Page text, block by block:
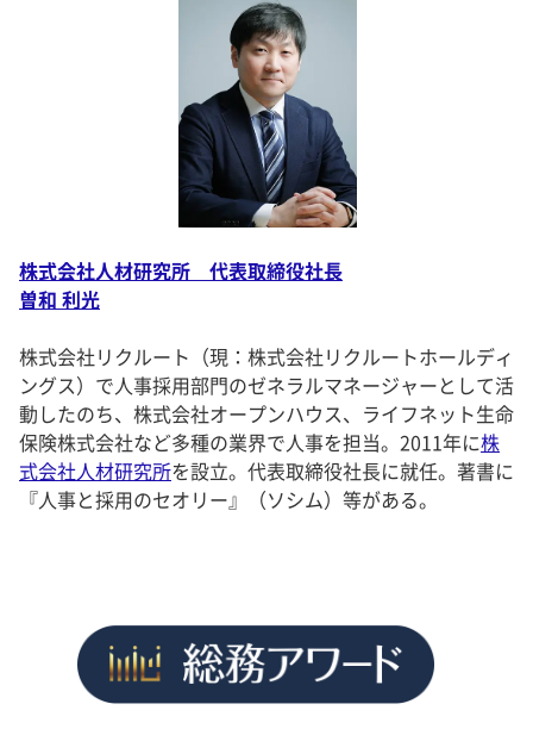
株式会社人材研究所 代表取締役社長
曽和 利光
株式会社リクルート（現：株式会社リクルートホールディ
ングス）で人事採用部門のゼネラルマネージャーとして活
動したのち、株式会社オープンハウス、ライフネット生命
保険株式会社など多種の業界で人事を担当。2011年に株
式会社人材研究所を設立。代表取締役社長に就任。著書に
『人事と採用のセオリー』（ソシム）等がある。